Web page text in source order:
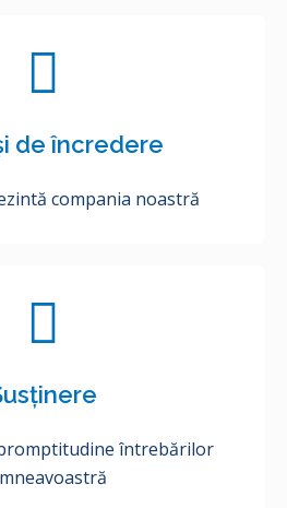
de încredere
compania noastră
întrebărilor